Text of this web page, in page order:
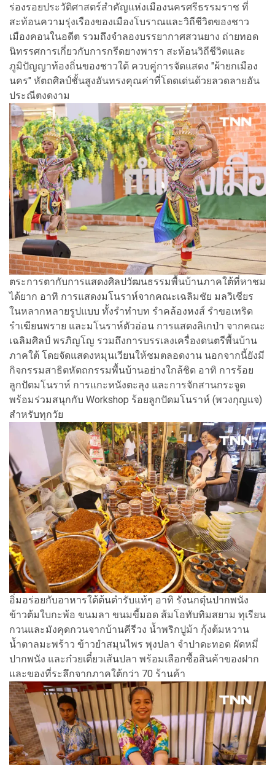
ร่องรอยประวัติศาสตร์สำคัญแห่งเมืองนครศรีธรรมราช ที่
สะท้อนความรุ่งเรืองของเมืองโบราณและวิถีชีวิตของชาว
เมืองคอนในอดีต รวมถึงจำลองบรรยากาศสวนยาง ถ่ายทอด
นิทรรศการเกี่ยวกับการกรีดยางพารา สะท้อนวิถีชีวิตและ
ภูมิปัญญาท้องถิ่นของชาวใต้ ควบคู่การจัดแสดง "ผ้ายกเมือง
นคร" หัตถศิลป์ชั้นสูงอันทรงคุณค่าที่โดดเด่นด้วยลวดลายอัน
ประณีตงดงาม
ตระการตากับการแสดงศิลปวัฒนธรรมพื้นบ้านภาคใต้ที่หาชม
ได้ยาก อาทิ การแสดงมโนราห์จากคณะเฉลิมชัย มลวิเชียร
ในหลากหลายรูปแบบ ทั้งรำทำบท รำคล้องหงส์ รำขอเทริด
รำเฆียนพราย และมโนราห์ตัวอ่อน การแสดงลิเกป่า จากคณะ
เฉลิมศิลป์ พรภิญโญ รวมถึงการบรรเลงเครื่องดนตรีพื้นบ้าน
ภาคใต้ โดยจัดแสดงหมุนเวียนให้ชมตลอดงาน นอกจากนี้ยังมี
กิจกรรมสาธิตหัตถกรรมพื้นบ้านอย่างใกล้ชิด อาทิ การร้อย
ลูกปัดมโนราห์ การแกะหนังตะลุง และการจักสานกระจูด
พร้อมร่วมสนุกกับ Workshop ร้อยลูกปัดมโนราห์ (พวงกุญแจ)
สำหรับทุกวัย
อิ่มอร่อยกับอาหารใต้ต้นตำรับแท้ๆ อาทิ รังนกตุ๋นปากพนัง
ข้าวต้มใบกะพ้อ ขนมลา ขนมขี้มอด ส้มโอทับทิมสยาม ทุเรียน
กวนและมังคุดกวนจากบ้านคีรีวง น้ำพริกปูม้า กุ้งต้มหวาน
น้ำตาลมะพร้าว ข้าวยำสมุนไพร พุงปลา จำปาดะทอด ผัดหมี่
ปากพนัง และก๋วยเตี๋ยวเส้นปลา พร้อมเลือกซื้อสินค้าของฝาก
และของที่ระลึกจากภาคใต้กว่า 70 ร้านค้า